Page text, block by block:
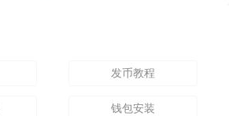
发币教程
钱包安装